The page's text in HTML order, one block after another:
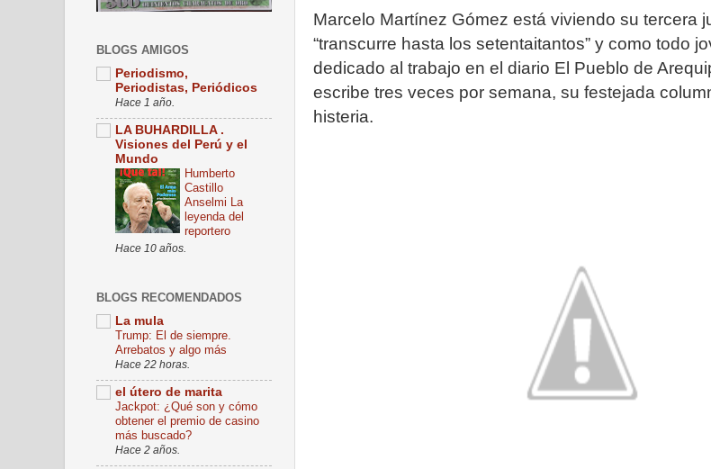
Marcelo Martínez Gómez está viviendo su tercera
“transcurre hasta los setentaitantos” y como todo
dedicado al trabajo en el diario El Pueblo de
escribe tres veces por semana, su festejada
histeria.
BLOGS AMIGOS
Periodismo,
Periodistas, Periódicos
Hace 1 año.
LA BUHARDILLA .
Visiones del Perú y el
Mundo
Humberto
Castillo
Anselmi La
leyenda del
reportero
Hace 10 años.
BLOGS RECOMENDADOS
La mula
Trump: El de siempre.
Arrebatos y algo más
Hace 22 horas.
el útero de marita
Jackpot: ¿Qué son y cómo
obtener el premio de casino
más buscado?
Hace 2 años.